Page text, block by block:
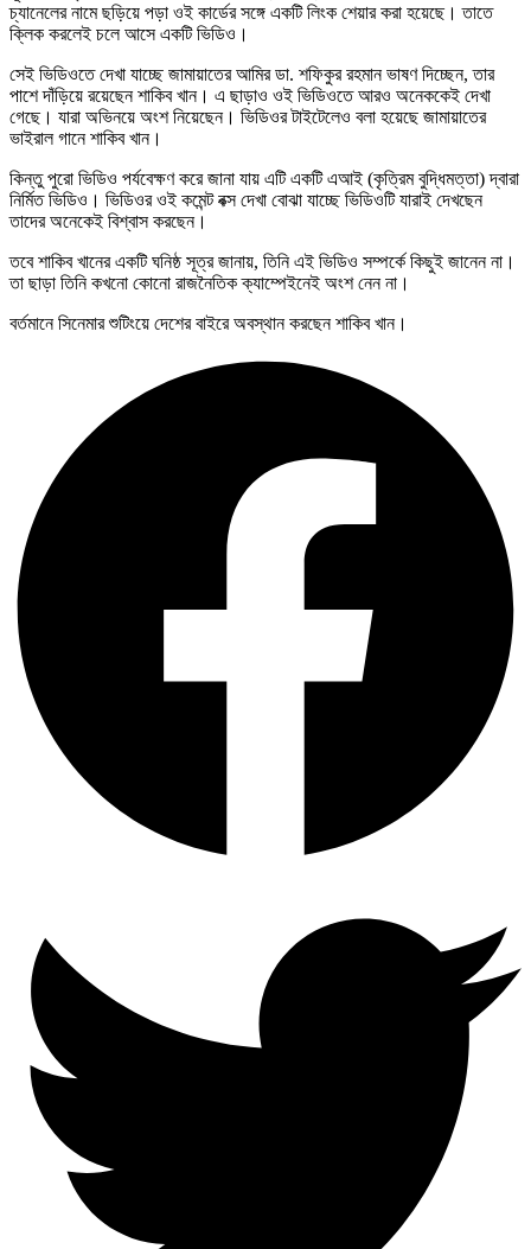
চ্যানেলের নামে ছড়িয়ে পড়া ওই কার্ডের সঙ্গে একটি লিংক শেয়ার করা হয়েছে। তাতে
ক্লিক করলেই চলে আসে একটি ভিডিও।
সেই ভিডিওতে দেখা যাচ্ছে জামায়াতের আমির ডা. শফিকুর রহমান ভাষণ দিচ্ছেন, তার
পাশে দাঁড়িয়ে রয়েছেন শাকিব খান। এ ছাড়াও ওই ভিডিওতে আরও অনেককেই দেখা
গেছে। যারা অভিনয়ে অংশ নিয়েছেন। ভিডিওর টাইটেলেও বলা হয়েছে জামায়াতের
ভাইরাল গানে শাকিব খান।
কিন্তু পুরো ভিডিও পর্যবেক্ষণ করে জানা যায় এটি একটি এআই (কৃত্রিম বুদ্ধিমত্তা) দ্বারা
নির্মিত ভিডিও। ভিডিওর ওই কমেন্ট বক্স দেখা বোঝা যাচ্ছে ভিডিওটি যারাই দেখছেন
তাদের অনেকেই বিশ্বাস করছেন।
তবে শাকিব খানের একটি ঘনিষ্ঠ সূত্র জানায়, তিনি এই ভিডিও সম্পর্কে কিছুই জানেন না।
তা ছাড়া তিনি কখনো কোনো রাজনৈতিক ক্যাম্পেইনেই অংশ নেন না।
বর্তমানে সিনেমার শুটিংয়ে দেশের বাইরে অবস্থান করছেন শাকিব খান।